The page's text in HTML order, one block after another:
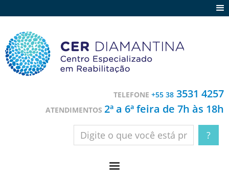
Contato
TELEFONE +55 38 3531 4257
ATENDIMENTOS 2ª a 6ª feira de 7h às 18h